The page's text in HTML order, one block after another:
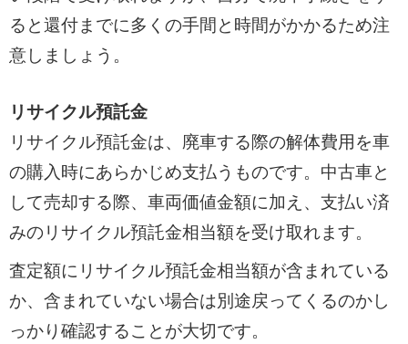
ると還付までに多くの手間と時間がかかるため注
意しましょう。
リサイクル預託金
リサイクル預託金は、廃車する際の解体費用を車
の購入時にあらかじめ支払うものです。中古車と
して売却する際、車両価値金額に加え、支払い済
みのリサイクル預託金相当額を受け取れます。
査定額にリサイクル預託金相当額が含まれている
か、含まれていない場合は別途戻ってくるのかし
っかり確認することが大切です。